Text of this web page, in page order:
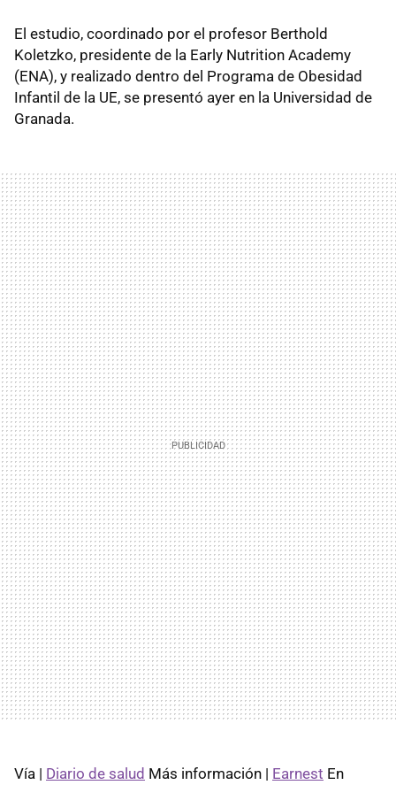
El estudio, coordinado por el profesor Berthold
Koletzko, presidente de la Early Nutrition Academy
(ENA), y realizado dentro del Programa de Obesidad
Infantil de la UE, se presentó ayer en la Universidad de
Granada.
Vía | Diario de salud Más información | Earnest En